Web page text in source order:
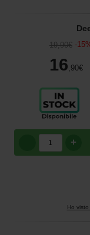
19,90€ -15
16 ,90€
+
Ho